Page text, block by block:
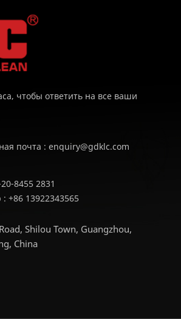
чтобы ответить на все ваши
почта : enquiry@gdklc.com
8455 2831
+86 13922343565
Shilou Town, Guangzhou,
China